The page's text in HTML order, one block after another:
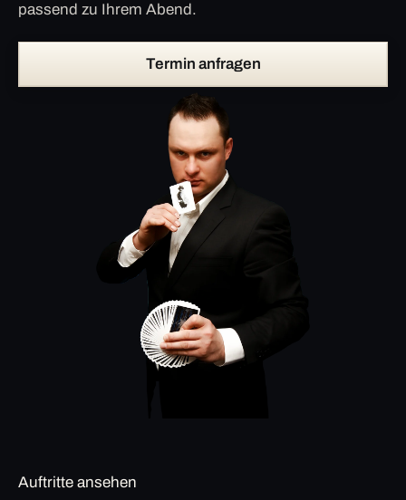
passend zu Ihrem Abend.
Termin anfragen
Auftritte ansehen